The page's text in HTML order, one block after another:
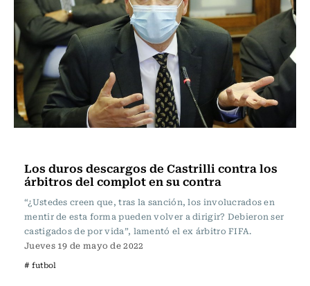
Los duros descargos de Castrilli contra los
árbitros del complot en su contra
“¿Ustedes creen que, tras la sanción, los involucrados en
mentir de esta forma pueden volver a dirigir? Debieron ser
castigados de por vida”, lamentó el ex árbitro FIFA.
Jueves 19 de mayo de 2022
# futbol